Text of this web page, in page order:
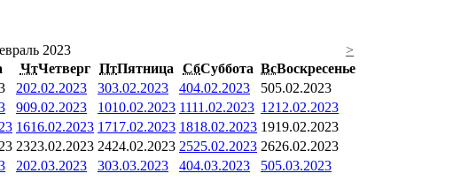
2023
>
ЧтЧетверг ПтПятница СбСуббота ВсВоскресенье
202.02.2023 303.02.2023 404.02.2023 505.02.2023
909.02.2023 1010.02.2023 1111.02.2023 1212.02.2023
1616.02.2023 1717.02.2023 1818.02.2023 1919.02.2023
2323.02.2023 2424.02.2023 2525.02.2023 2626.02.2023
202.03.2023 303.03.2023 404.03.2023 505.03.2023